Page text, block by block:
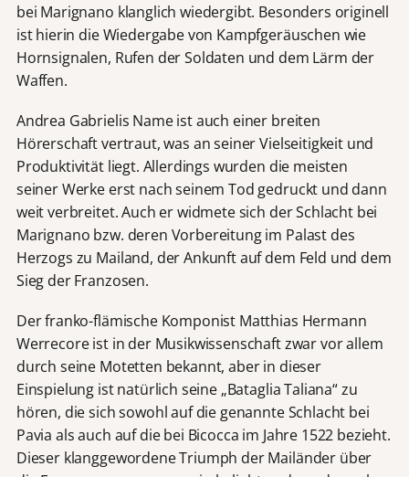
bei Marignano klanglich wiedergibt. Besonders originell
ist hierin die Wiedergabe von Kampfgeräuschen wie
Hornsignalen, Rufen der Soldaten und dem Lärm der
Waffen.
Andrea Gabrielis Name ist auch einer breiten
Hörerschaft vertraut, was an seiner Vielseitigkeit und
Produktivität liegt. Allerdings wurden die meisten
seiner Werke erst nach seinem Tod gedruckt und dann
weit verbreitet. Auch er widmete sich der Schlacht bei
Marignano bzw. deren Vorbereitung im Palast des
Herzogs zu Mailand, der Ankunft auf dem Feld und dem
Sieg der Franzosen.
Der franko-flämische Komponist Matthias Hermann
Werrecore ist in der Musikwissenschaft zwar vor allem
durch seine Motetten bekannt, aber in dieser
Einspielung ist natürlich seine „Bataglia Taliana“ zu
hören, die sich sowohl auf die genannte Schlacht bei
Pavia als auch auf die bei Bicocca im Jahre 1522 bezieht.
Dieser klanggewordene Triumph der Mailänder über